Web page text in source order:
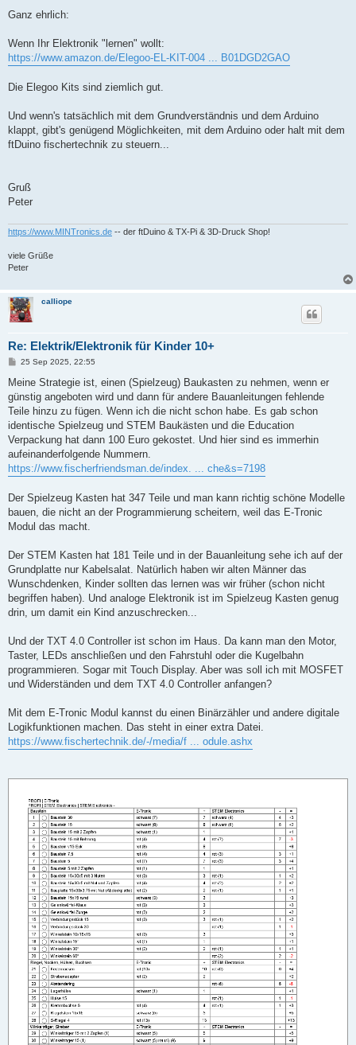
i
a
Ganz ehrlich:
Wenn Ihr Elektronik "lernen" wollt:
https://www.amazon.de/Elegoo-EL-KIT-004 ... B01DGD2GAO
Die Elegoo Kits sind ziemlich gut.
Und wenn's tatsächlich mit dem Grundverständnis und dem Arduino
klappt, gibt's genügend Möglichkeiten, mit dem Arduino oder halt mit dem
ftDuino fischertechnik zu steuern...
Gruß
Peter
https://www.MINTronics.de -- der ftDuino & TX-Pi & 3D-Druck Shop!
viele Grüße
Peter
calliope
Re: Elektrik/Elektronik für Kinder 10+
B
i
r
a
25 Sep 2025, 22:55
Meine Strategie ist, einen (Spielzeug) Baukasten zu nehmen, wenn er
günstig angeboten wird und dann für andere Bauanleitungen fehlende
Teile hinzu zu fügen. Wenn ich die nicht schon habe. Es gab schon
identische Spielzeug und STEM Baukästen und die Education
Verpackung hat dann 100 Euro gekostet. Und hier sind es immerhin
aufeinanderfolgende Nummern.
https://www.fischerfriendsman.de/index. ... che&s=7198
Der Spielzeug Kasten hat 347 Teile und man kann richtig schöne Modelle
bauen, die nicht an der Programmierung scheitern, weil das E-Tronic
Modul das macht.
Der STEM Kasten hat 181 Teile und in der Bauanleitung sehe ich auf der
Grundplatte nur Kabelsalat. Natürlich haben wir alten Männer das
Wunschdenken, Kinder sollten das lernen was wir früher (schon nicht
begriffen haben). Und analoge Elektronik ist im Spielzeug Kasten genug
drin, um damit ein Kind anzuschrecken...
Und der TXT 4.0 Controller ist schon im Haus. Da kann man den Motor,
Taster, LEDs anschließen und den Fahrstuhl oder die Kugelbahn
programmieren. Sogar mit Touch Display. Aber was soll ich mit MOSFET
und Widerständen und dem TXT 4.0 Controller anfangen?
Mit dem E-Tronic Modul kannst du einen Binärzähler und andere digitale
Logikfunktionen machen. Das steht in einer extra Datei.
https://www.fischertechnik.de/-/media/f ... odule.ashx